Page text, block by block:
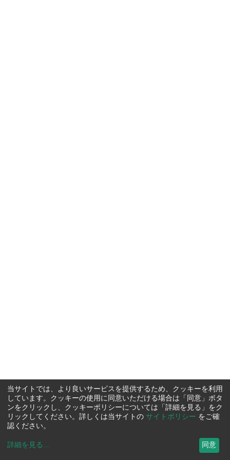
当サイトでは、より良いサービスを提供するため、クッキーを利用
しています。クッキーの使用に同意いただける場合は「同意」ボタ
ンをクリックし、クッキーポリシーについては「詳細を見る」をク
リックしてください。詳しくは当サイトの サイトポリシー をご確
認ください。
詳細を見る ... 同意